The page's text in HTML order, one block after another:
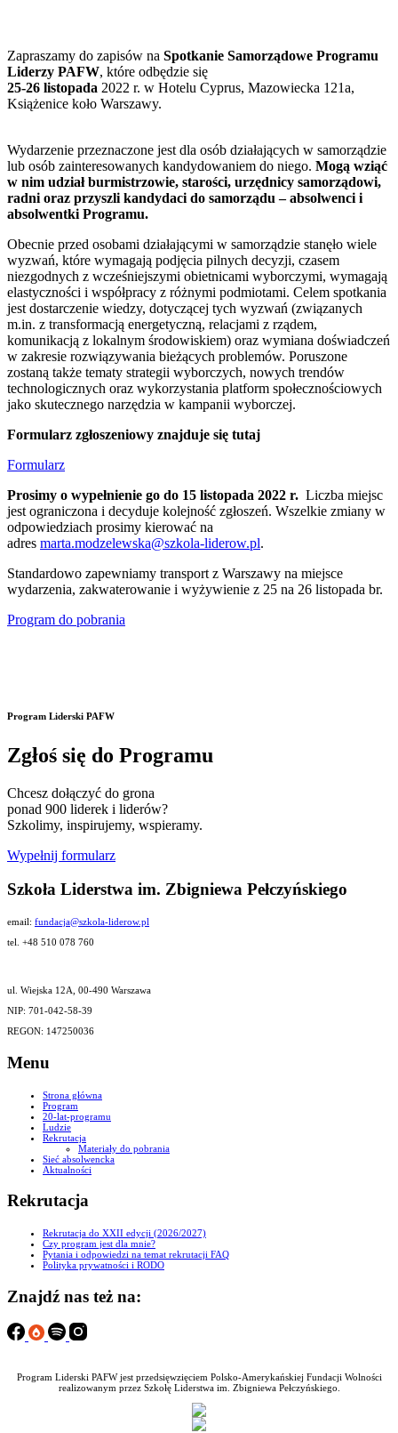
Zapraszamy do zapisów na Spotkanie Samorządowe Programu
Liderzy PAFW, które odbędzie się
25-26 listopada 2022 r. w Hotelu Cyprus, Mazowiecka 121a,
Książenice koło Warszawy.
Wydarzenie przeznaczone jest dla osób działających w samorządzie
lub osób zainteresowanych kandydowaniem do niego. Mogą wziąć
w nim udział burmistrzowie, starości, urzędnicy samorządowi,
radni oraz przyszli kandydaci do samorządu – absolwenci i
absolwentki Programu.
Obecnie przed osobami działającymi w samorządzie stanęło wiele
wyzwań, które wymagają podjęcia pilnych decyzji, czasem
niezgodnych z wcześniejszymi obietnicami wyborczymi, wymagają
elastyczności i współpracy z różnymi podmiotami. Celem spotkania
jest dostarczenie wiedzy, dotyczącej tych wyzwań (związanych
m.in. z transformacją energetyczną, relacjami z rządem,
komunikacją z lokalnym środowiskiem) oraz wymiana doświadczeń
w zakresie rozwiązywania bieżących problemów. Poruszone
zostaną także tematy strategii wyborczych, nowych trendów
technologicznych oraz wykorzystania platform społecznościowych
jako skutecznego narzędzia w kampanii wyborczej.
Formularz zgłoszeniowy znajduje się tutaj
Formularz
Prosimy o wypełnienie go do 15 listopada 2022 r. Liczba miejsc
jest ograniczona i decyduje kolejność zgłoszeń. Wszelkie zmiany w
odpowiedziach prosimy kierować na
adres marta.modzelewska@szkola-liderow.pl.
Standardowo zapewniamy transport z Warszawy na miejsce
wydarzenia, zakwaterowanie i wyżywienie z 25 na 26 listopada br.
Program do pobrania
Program Liderski PAFW
Zgłoś się do Programu
Chcesz dołączyć do grona
ponad 900 liderek i liderów?
Szkolimy, inspirujemy, wspieramy.
Wypełnij formularz
Szkoła Liderstwa im. Zbigniewa Pełczyńskiego
email: fundacja@szkola-liderow.pl
tel. +48 510 078 760
ul. Wiejska 12A, 00-490 Warszawa
NIP: 701-042-58-39
REGON: 147250036
Menu
Strona główna
Program
20-lat-programu
Ludzie
Rekrutacja
Materiały do pobrania
Sieć absolwencka
Aktualności
Rekrutacja
Rekrutacja do XXII edycji (2026/2027)
Czy program jest dla mnie?
Pytania i odpowiedzi na temat rekrutacji FAQ
Polityka prywatności i RODO
Znajdź nas też na:
Program Liderski PAFW jest przedsięwzięciem Polsko-Amerykańskiej Fundacji Wolności
realizowanym przez Szkołę Liderstwa im. Zbigniewa Pełczyńskiego.